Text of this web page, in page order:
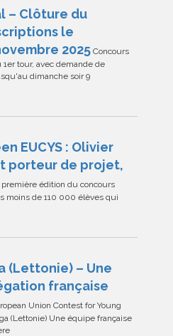
– Clôture du
le
2025 Concours
tour, avec demande de
dimanche soir 9
EUCYS : Olivier
porteur de projet,
première édition du concours
moins de 110 000 élèves qui
(Lettonie) – Une
française
Union Contest for Young
(Lettonie) Une équipe française